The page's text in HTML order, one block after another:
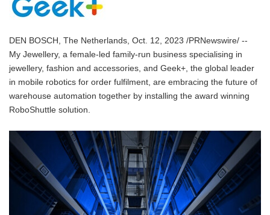
DEN BOSCH, The Netherlands, Oct. 12, 2023 /PRNewswire/ --
My Jewellery, a female-led family-run business specialising in
jewellery, fashion and accessories, and Geek+, the global leader
in mobile robotics for order fulfilment, are embracing the future of
warehouse automation together by installing the award winning
RoboShuttle solution.